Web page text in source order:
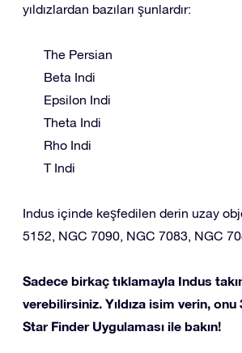
yıldızlardan bazıları şunlardır:
The Persian
Beta Indi
Epsilon Indi
Theta Indi
Rho Indi
T Indi
Indus içinde keşfedilen derin uzay
5152, NGC 7090, NGC 7083, NGC
Sadece birkaç tıklamayla Indus
verebilirsiniz. Yıldıza isim verin,
Star Finder Uygulaması ile bakın!